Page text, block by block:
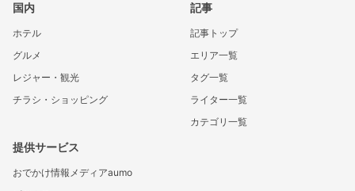
国内
ホテル
グルメ
レジャー・観光
チラシ・ショッピング
記事
記事トップ
エリア一覧
タグ一覧
ライター一覧
カテゴリ一覧
提供サービス
おでかけ情報メディアaumo